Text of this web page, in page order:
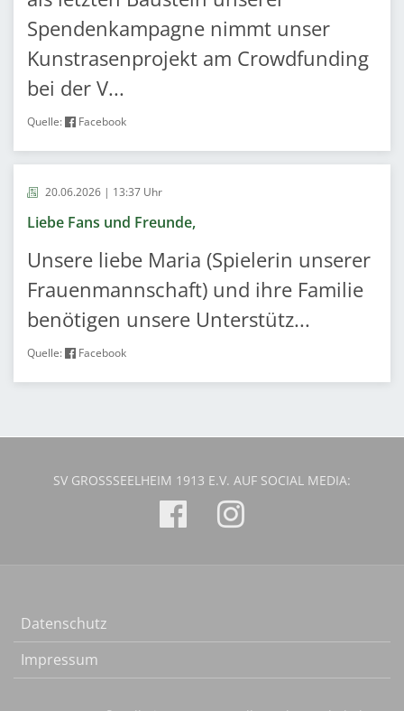
Spendenkampagne nimmt unser
Kunstrasenprojekt am Crowdfunding
bei der V...
Quelle: Facebook
20.06.2026 | 13:37 Uhr
Liebe Fans und Freunde,
Unsere liebe Maria (Spielerin unserer
Frauenmannschaft) und ihre Familie
benötigen unsere Unterstütz...
Quelle: Facebook
SV GROSSSEELHEIM 1913 E.V. AUF SOCIAL MEDIA:
Datenschutz
Impressum